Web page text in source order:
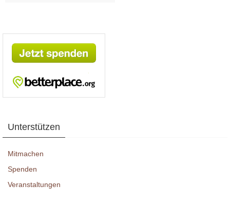
Unterstützen
Mitmachen
Spenden
Veranstaltungen